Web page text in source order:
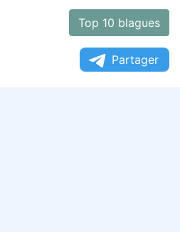
Top 10 blagues
Partager